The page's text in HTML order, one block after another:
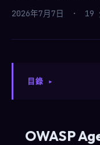
2026年7月7日 · 19
目錄
OWASP